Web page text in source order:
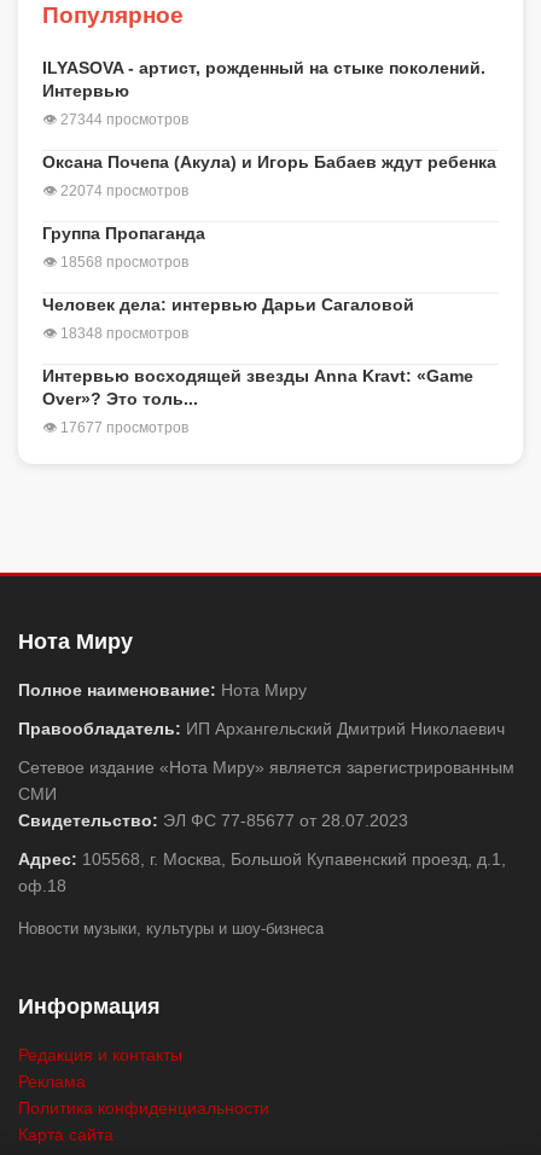
Популярное
ILYASOVA - артист, рожденный на стыке поколений.
Интервью
👁 27344 просмотров
Оксана Почепа (Акула) и Игорь Бабаев ждут ребенка
👁 22074 просмотров
Группа Пропаганда
👁 18568 просмотров
Человек дела: интервью Дарьи Сагаловой
👁 18348 просмотров
Интервью восходящей звезды Anna Kravt: «Game
Over»? Это толь...
👁 17677 просмотров
Нота Миру
Полное наименование: Нота Миру
Правообладатель: ИП Архангельский Дмитрий Николаевич
Сетевое издание «Нота Миру» является зарегистрированным
СМИ
Свидетельство: ЭЛ ФС 77-85677 от 28.07.2023
Адрес: 105568, г. Москва, Большой Купавенский проезд, д.1,
оф.18
Новости музыки, культуры и шоу-бизнеса
Информация
Редакция и контакты
Реклама
Политика конфиденциальности
Карта сайта